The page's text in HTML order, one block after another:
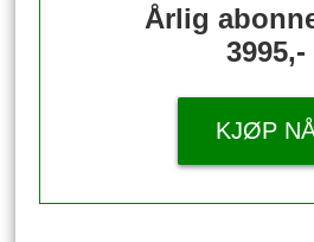
Årlig
3995,-
KJØP